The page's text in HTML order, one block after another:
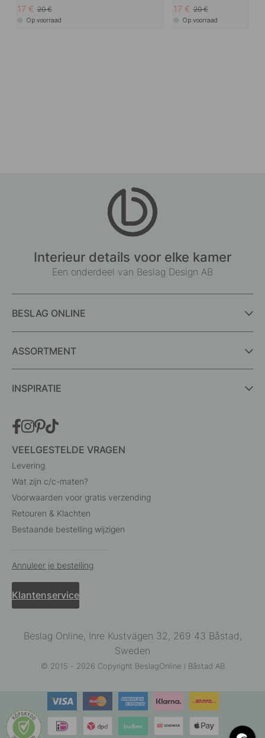
17 20
Op voorraad
17 20
Op voorraad
Interieur details voor elke kamer
Een onderdeel van Beslag Design AB
BESLAG ONLINE
ASSORTMENT
INSPIRATIE
VEELGESTELDE VRAGEN
Levering
Wat zijn c/c-maten?
Voorwaarden voor gratis verzending
Retouren & Klachten
Bestaande bestelling wijzigen
Annuleer je bestelling
Klantenservice
Beslag Online, Inre Kustvägen 32, 269 43 Båstad,
Sweden
© 2015 - 2026 Copyright BeslagOnline i Båstad AB